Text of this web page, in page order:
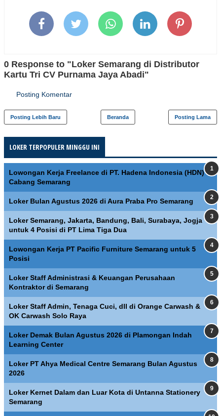
0 Response to "Loker Semarang di Distributor
Kartu Tri CV Purnama Jaya Abadi"
Posting Komentar
Posting Lebih Baru Posting Lama
Beranda
LOKER TERPOPULER MINGGU INI
Lowongan Kerja Freelance di PT. Hadena Indonesia (HDN)
Cabang Semarang
Loker Bulan Agustus 2026 di Aura Praba Pro Semarang
Loker Semarang, Jakarta, Bandung, Bali, Surabaya, Jogja
untuk 4 Posisi di PT Lima Tiga Dua
Lowongan Kerja PT Pacific Furniture Semarang untuk 5
Posisi
Loker Staff Administrasi & Keuangan Perusahaan
Kontraktor di Semarang
Loker Staff Admin, Tenaga Cuci, dll di Orange Carwash &
OK Carwash Solo Raya
Loker Demak Bulan Agustus 2026 di Plamongan Indah
Learning Center
Loker PT Ahya Medical Centre Semarang Bulan Agustus
2026
Loker Kernet Dalam dan Luar Kota di Untanna Stationery
Semarang